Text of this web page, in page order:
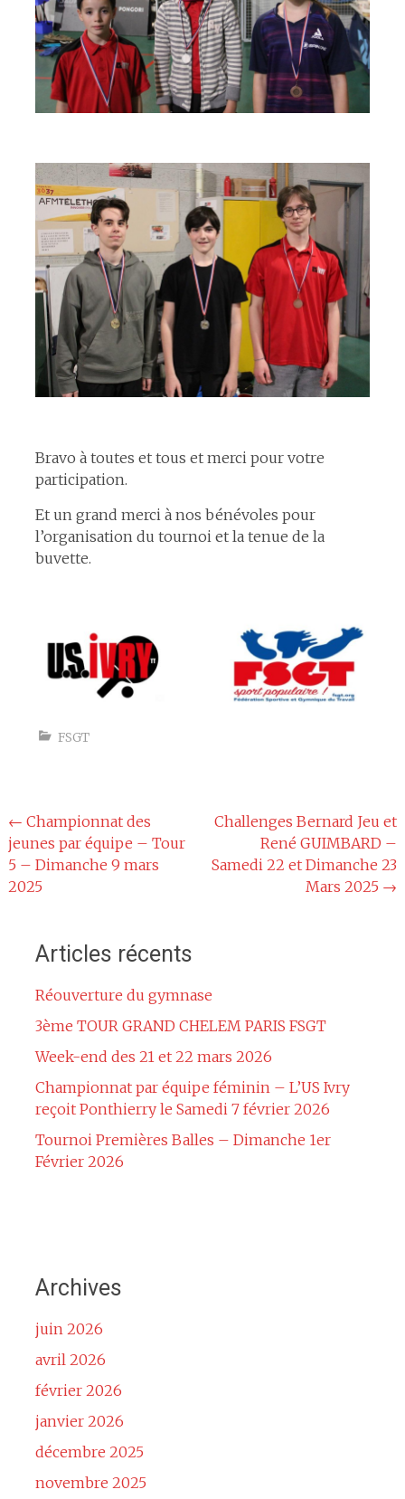
Bravo à toutes et tous et merci pour votre
participation.
Et un grand merci à nos bénévoles pour
l’organisation du tournoi et la tenue de la
buvette.
FSGT
Navigation
de
l'article
← Championnat des
jeunes par équipe – Tour
5 – Dimanche 9 mars
2025
Challenges Bernard Jeu et
René GUIMBARD –
Samedi 22 et Dimanche 23
Mars 2025 →
Articles récents
Réouverture du gymnase
3ème TOUR GRAND CHELEM PARIS FSGT
Week-end des 21 et 22 mars 2026
Championnat par équipe féminin – L’US Ivry
reçoit Ponthierry le Samedi 7 février 2026
Tournoi Premières Balles – Dimanche 1er
Février 2026
Archives
juin 2026
avril 2026
février 2026
janvier 2026
décembre 2025
novembre 2025